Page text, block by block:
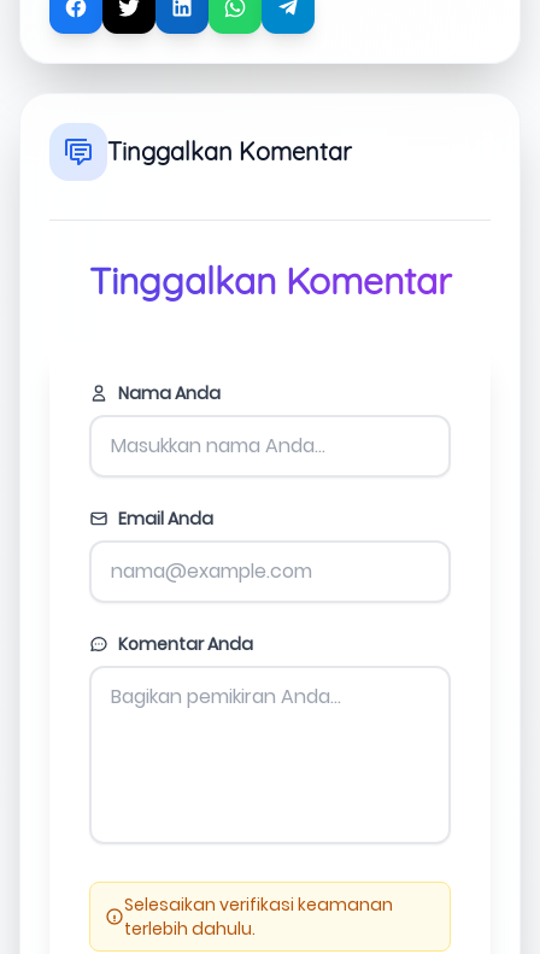
Tinggalkan Komentar
Tinggalkan Komentar
Nama Anda
Email Anda
Komentar Anda
Selesaikan verifikasi keamanan
terlebih dahulu.